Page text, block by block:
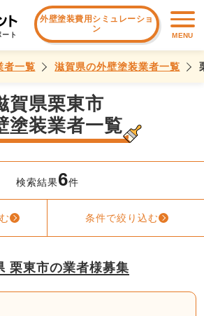
ト
外壁塗装費用シミュレーショ
ン
MENU
者一覧 滋賀県の外壁塗装業者一覧
賀県栗東市
塗装業者一覧
検索結果6件
条件で絞り込む
栗東市の業者様募集